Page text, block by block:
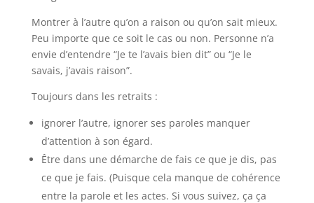
Montrer à l’autre qu’on a raison ou qu’on sait mieux.
Peu importe que ce soit le cas ou non. Personne n’a
envie d’entendre “Je te l’avais bien dit” ou “Je le
savais, j’avais raison”.
Toujours dans les retraits :
ignorer l’autre, ignorer ses paroles manquer
d’attention à son égard.
Être dans une démarche de fais ce que je dis, pas
ce que je fais. (Puisque cela manque de cohérence
entre la parole et les actes. Si vous suivez, ça ça